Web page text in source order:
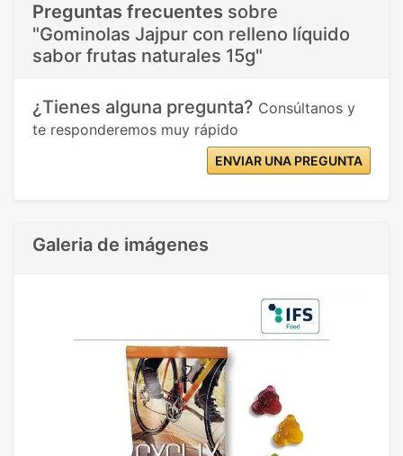
Preguntas frecuentes sobre
"Gominolas Jajpur con relleno líquido
sabor frutas naturales 15g"
¿Tienes alguna pregunta? Consúltanos y
te responderemos muy rápido
ENVIAR UNA PREGUNTA
Galeria de imágenes